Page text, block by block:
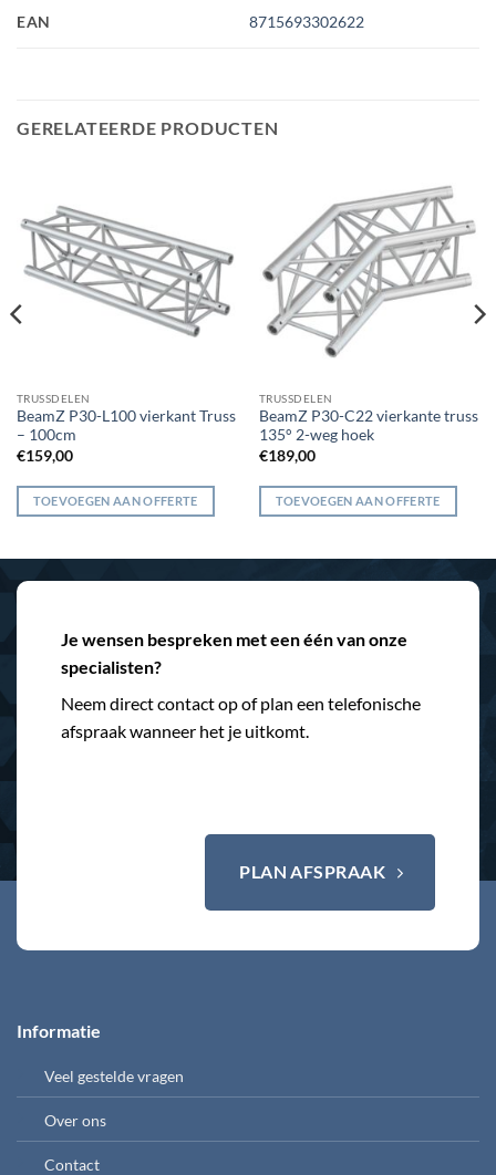
EAN 8715693302622
GERELATEERDE PRODUCTEN
TRUSSDELEN
BeamZ P30-L100 vierkant Truss
– 100cm
€159,00
TOEVOEGEN AAN OFFERTE
TRUSSDELEN
BeamZ P30-C22 vierkante truss
135° 2-weg hoek
€189,00
TOEVOEGEN AAN OFFERTE
Je wensen bespreken met een één van onze
specialisten?
Neem direct contact op of plan een telefonische
afspraak wanneer het je uitkomt.
PLAN AFSPRAAK
Informatie
Veel gestelde vragen
Over ons
Contact